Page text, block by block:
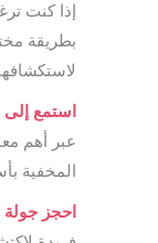
إذا كنت
بطريقة
استمع إلى
عبر أهم
المخفية
احجز